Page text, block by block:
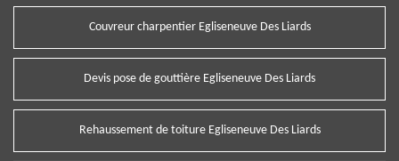
Couvreur charpentier Egliseneuve Des Liards
Devis pose de gouttière Egliseneuve Des Liards
Rehaussement de toiture Egliseneuve Des Liards